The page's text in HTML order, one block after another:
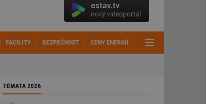
estav.tv
nový videoportál
FACILITY BEZPEČNOST CENY ENERGIÍ
TÉMATA 2026